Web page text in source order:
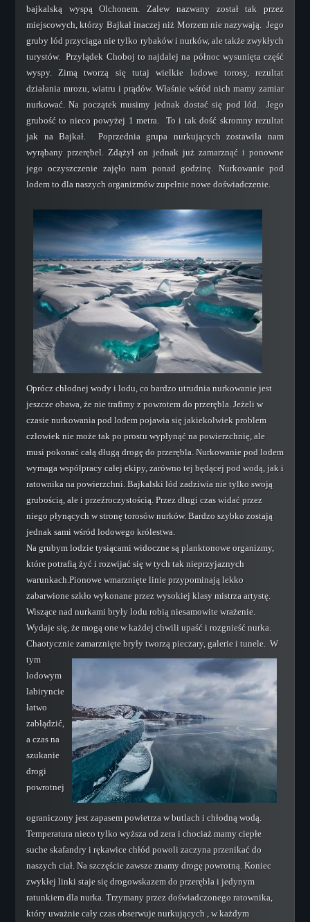
Course Director
INSTRUKTORZY
KONTAKT
AKTUALNOŚCI
bajkalską wyspą Olchonem. Zalew nazwany został tak przez
miejscowych, którzy Bajkał inaczej niż Morzem nie nazywają. Jego
gruby lód przyciąga nie tylko rybaków i nurków, ale także zwykłych
turystów. Przylądek Choboj to najdalej na północ wysunięta część
wyspy. Zimą tworzą się tutaj wielkie lodowe torosy, rezultat
działania mrozu, wiatru i prądów. Właśnie wśród nich mamy zamiar
nurkować. Na początek musimy jednak dostać się pod lód. Jego
grubość to nieco powyżej 1 metra. To i tak dość skromny rezultat
jak na Bajkał. Poprzednia grupa nurkujących zostawiła nam
wyrąbany przerębel. Zdążył on jednak już zamarznąć i ponowne
jego oczyszczenie zajęło nam ponad godzinę. Nurkowanie pod
lodem to dla naszych organizmów zupełnie nowe doświadczenie.
Oprócz chłodnej wody i lodu, co bardzo utrudnia nurkowanie jest
jeszcze obawa, że nie trafimy z powrotem do przerębla. Jeżeli w
czasie nurkowania pod lodem pojawia się jakiekolwiek problem
człowiek nie może tak po prostu wypłynąć na powierzchnię, ale
musi pokonać całą długą drogę do przerębla. Nurkowanie pod lodem
wymaga współpracy całej ekipy, zarówno tej będącej pod wodą, jak i
ratownika na powierzchni. Bajkalski lód zadziwia nie tylko swoją
grubością, ale i przeźroczystością. Przez długi czas widać przez
niego płynących w stronę torosów nurków. Bardzo szybko zostają
jednak sami wśród lodowego królestwa.
Na grubym lodzie tysiącami widoczne są planktonowe organizmy,
które potrafią żyć i rozwijać się w tych tak nieprzyjaznych
warunkach.Pionowe wmarznięte linie przypominają lekko
zabarwione szkło wykonane przez wysokiej klasy mistrza artystę.
Wiszące nad nurkami bryły lodu robią niesamowite wrażenie.
Wydaje się, że mogą one w każdej chwili upaść i rozgnieść nurka.
Chaotycznie zamarznięte bryły tworzą pieczary, galerie i tunele. W
tym
lodowym
labiryncie
łatwo
zabłądzić,
a czas na
szukanie
drogi
powrotnej
ograniczony jest zapasem powietrza w butlach i chłodną wodą.
Temperatura nieco tylko wyższa od zera i chociaż mamy ciepłe
suche skafandry i rękawice chłód powoli zaczyna przenikać do
naszych ciał. Na szczęście zawsze znamy drogę powrotną. Koniec
zwykłej linki staje się drogowskazem do przerębla i jedynym
ratunkiem dla nurka. Trzymany przez doświadczonego ratownika,
który uważnie cały czas obserwuje nurkujących , w każdym